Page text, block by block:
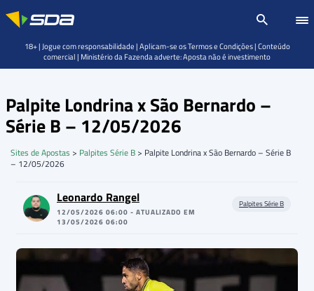
Palpite Londrina x São Bernardo –
Série B – 12/05/2026
Sites de Apostas > Palpites Série B > Palpite Londrina x São Bernardo – Série B
– 12/05/2026
Leonardo Rangel
12/05/2026 06:00 - ATUALIZADO EM
13/05/2026 06:00
Palpites Série B
18+ | Jogue com responsabilidade | Aplicam-se os Termos e Condições | Conteúdo
comercial | Ministério da Fazenda adverte: Aposta não é investimento